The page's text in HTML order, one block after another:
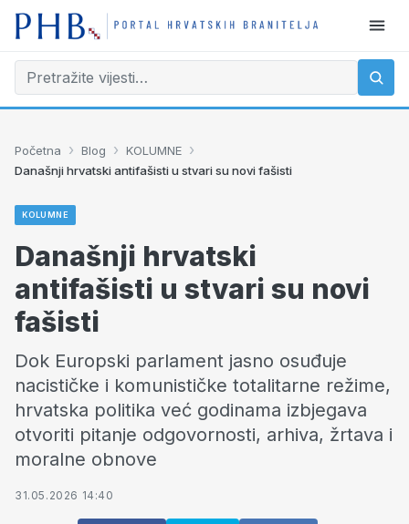
Početna › Blog › KOLUMNE ›
Današnji hrvatski antifašisti u stvari su novi fašisti
KOLUMNE
Današnji hrvatski
antifašisti u stvari su novi
fašisti
Dok Europski parlament jasno osuđuje
nacističke i komunističke totalitarne režime,
hrvatska politika već godinama izbjegava
otvoriti pitanje odgovornosti, arhiva, žrtava i
moralne obnove
31.05.2026 14:40